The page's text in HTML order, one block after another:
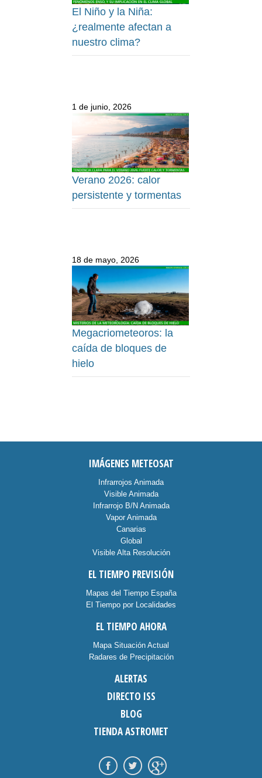
El Niño y la Niña:
¿realmente afectan a
nuestro clima?
1 de junio, 2026
Verano 2026: calor
persistente y tormentas
18 de mayo, 2026
Megacriometeoros: la
caída de bloques de
hielo
IMÁGENES METEOSAT
Infrarrojos Animada
Visible Animada
Infrarrojo B/N Animada
Vapor Animada
Canarias
Global
Visible Alta Resolución
EL TIEMPO PREVISIÓN
Mapas del Tiempo España
El Tiempo por Localidades
EL TIEMPO AHORA
Mapa Situación Actual
Radares de Precipitación
ALERTAS
DIRECTO ISS
BLOG
TIENDA ASTROMET